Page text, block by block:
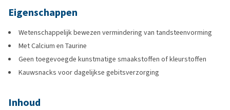
Eigenschappen
Wetenschappelijk bewezen vermindering van tandsteenvorming
Met Calcium en Taurine
Geen toegevoegde kunstmatige smaakstoffen of kleurstoffen
Kauwsnacks voor dagelijkse gebitsverzorging
Inhoud